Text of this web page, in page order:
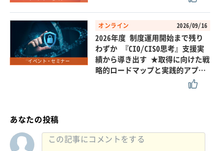
イベント・セミナー
オンライン 2026/09/16
2026年度 制度運用開始まで残り
わずか 『CIO/CISO思考』支援実
績から導き出す ★取得に向けた戦
略的ロードマップと実践的アプ…
あなたの投稿